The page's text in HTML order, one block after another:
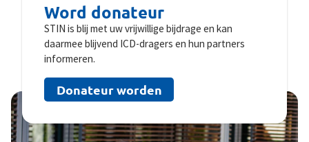
Word donateur
STIN is blij met uw vrijwillige bijdrage en kan
daarmee blijvend ICD-dragers en hun partners
informeren.
Donateur worden